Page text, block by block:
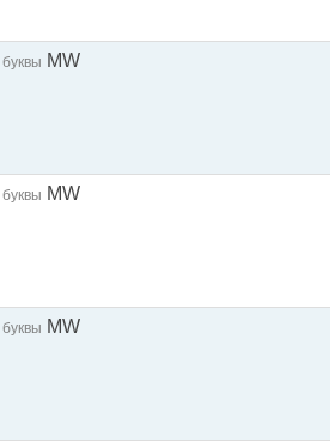
буквы MW
буквы MW
буквы MW